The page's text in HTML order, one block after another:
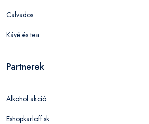
Calvados
Kávé és tea
Partnerek
Alkohol akció
Eshopkarloff.sk